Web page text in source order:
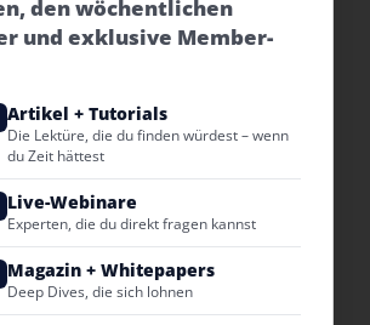
den wöchentlichen
und exklusive Member-
Artikel + Tutorials
Die Lektüre, die du finden würdest – wenn
du Zeit hättest
Live-Webinare
Experten, die du direkt fragen kannst
Magazin + Whitepapers
Deep Dives, die sich lohnen